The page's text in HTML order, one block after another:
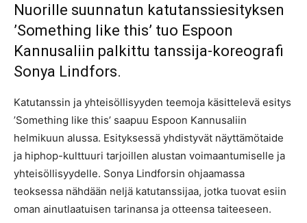
Nuorille suunnatun katutanssiesityksen
’Something like this’ tuo Espoon
Kannusaliin palkittu tanssija-koreografi
Sonya Lindfors.
Katutanssin ja yhteisöllisyyden teemoja käsittelevä esitys
’Something like this’ saapuu Espoon Kannusaliin
helmikuun alussa. Esityksessä yhdistyvät näyttämötaide
ja hiphop-kulttuuri tarjoillen alustan voimaantumiselle ja
yhteisöllisyydelle. Sonya Lindforsin ohjaamassa
teoksessa nähdään neljä katutanssijaa, jotka tuovat esiin
oman ainutlaatuisen tarinansa ja otteensa taiteeseen.